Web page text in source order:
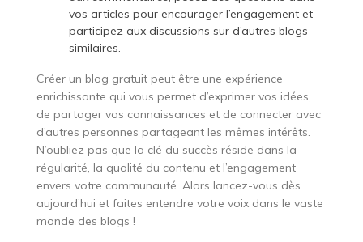
vos articles pour encourager l’engagement et
participez aux discussions sur d’autres blogs
similaires.
Créer un blog gratuit peut être une expérience
enrichissante qui vous permet d’exprimer vos idées,
de partager vos connaissances et de connecter avec
d’autres personnes partageant les mêmes intérêts.
N’oubliez pas que la clé du succès réside dans la
régularité, la qualité du contenu et l’engagement
envers votre communauté. Alors lancez-vous dès
aujourd’hui et faites entendre votre voix dans le vaste
monde des blogs !